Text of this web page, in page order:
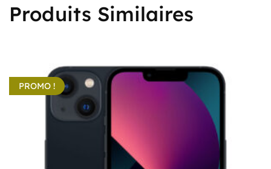
Produits Similaires
PROMO !